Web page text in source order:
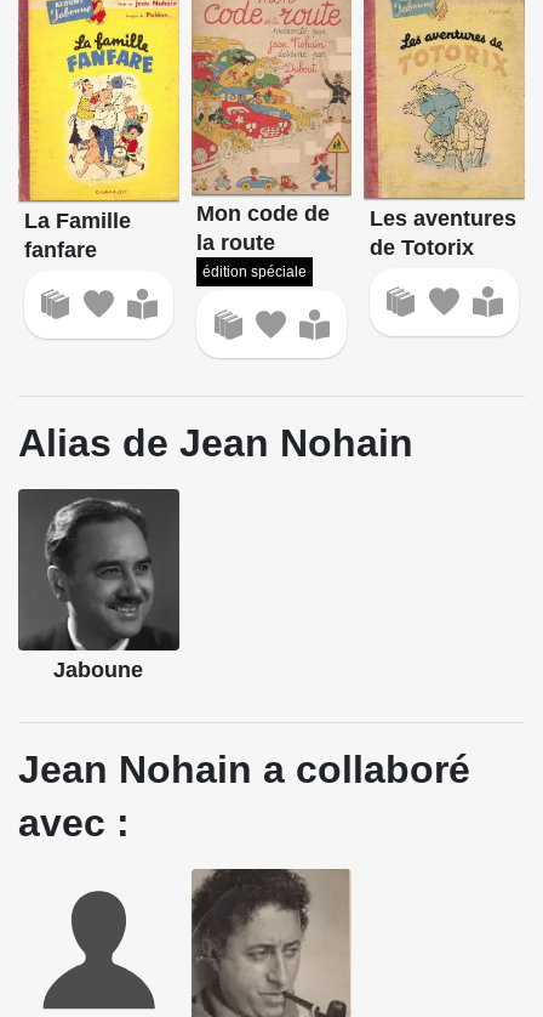
La Famille
fanfare
Mon code de
la route
édition spéciale
Les aventures
de Totorix
Alias de Jean Nohain
Jaboune
Jean Nohain a collaboré
avec :